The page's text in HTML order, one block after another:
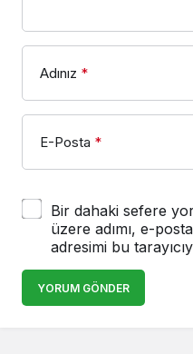
Adınız *
E-Posta *
Bir dahaki sefere
üzere adımı, e-
adresimi bu
YORUM GÖNDER